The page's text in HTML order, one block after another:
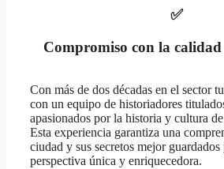
✅
Compromiso con la calidad
Con más de dos décadas en el sector
con un equipo de historiadores
apasionados por la historia y cultura
Esta experiencia garantiza una
ciudad y sus secretos mejor guardados
perspectiva única y enriquecedora.